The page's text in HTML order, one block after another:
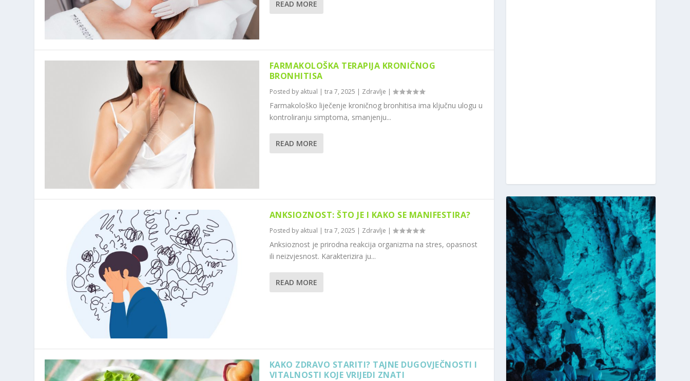
READ MORE
FARMAKOLOŠKA TERAPIJA KRONIČNOG
BRONHITISA
Posted by aktual | tra 7, 2025 | Zdravlje |
Farmakološko liječenje kroničnog bronhitisa ima ključnu ulogu u
kontroliranju simptoma, smanjenju...
READ MORE
ANKSIOZNOST: ŠTO JE I KAKO SE MANIFESTIRA?
Posted by aktual | tra 7, 2025 | Zdravlje |
Anksioznost je prirodna reakcija organizma na stres, opasnost
ili neizvjesnost. Karakterizira ju...
READ MORE
KAKO ZDRAVO STARITI? TAJNE DUGOVJEČNOSTI I
VITALNOSTI KOJE VRIJEDI ZNATI